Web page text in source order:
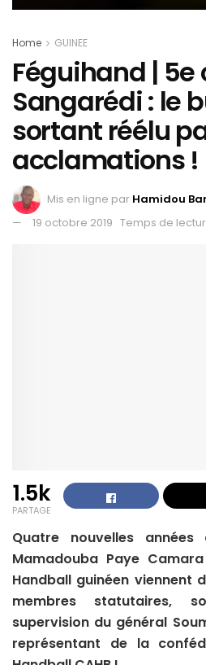
Home GUINEE
Féguihand | 5e
Sangarédi : le
sortant réélu
acclamations !
Mis en ligne par Hamidou
19 octobre 2019 Temps de
1.5k
PARTAGE
Quatre nouvelles
Mamadouba Paye
Handball guinéen viennent
membres statutaires,
supervision du général
représentant de la